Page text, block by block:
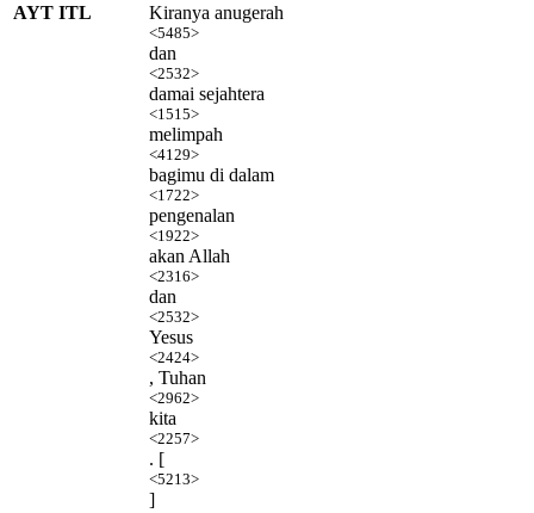
AYT ITL
Kiranya anugerah
<5485>
dan
<2532>
damai sejahtera
<1515>
melimpah
<4129>
bagimu di dalam
<1722>
pengenalan
<1922>
akan Allah
<2316>
dan
<2532>
Yesus
<2424>
, Tuhan
<2962>
kita
<2257>
. [
<5213>
]